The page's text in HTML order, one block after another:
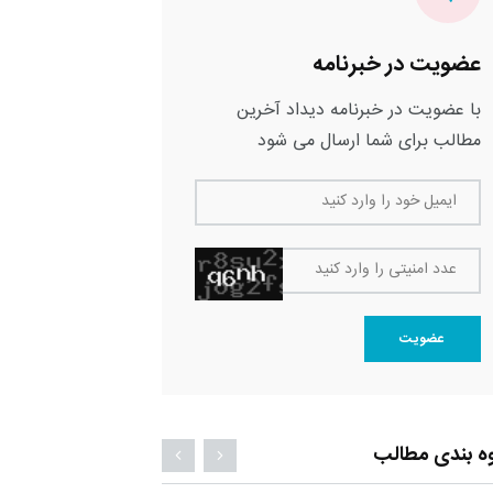
عضویت در خبرنامه
با عضویت در خبرنامه دیداد آخرین
مطالب برای شما ارسال می شود
ایمیل خود را وارد کنید
عدد امنیتی را وارد کنید
عضویت
بندی مطالب